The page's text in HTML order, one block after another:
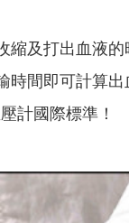
及打出血液
間即可計算
計國際標準！